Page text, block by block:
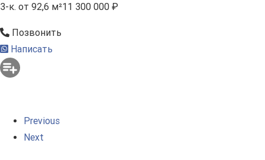
3-к. от 92,6 м²11 300 000 ₽
Позвонить
Написать
Previous
Next